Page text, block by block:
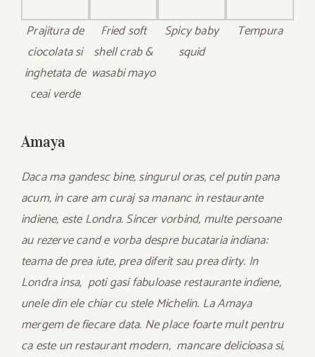
Prajitura de
ciocolata si
inghetata de
ceai verde
Fried soft
shell crab &
wasabi mayo
Spicy baby
squid
Tempura
Amaya
Daca ma gandesc bine, singurul oras, cel putin pana
acum, in care am curaj sa mananc in restaurante
indiene, este Londra. Sincer vorbind, multe persoane
au rezerve cand e vorba despre bucataria indiana:
teama de prea iute, prea diferit sau prea dirty. In
Londra insa, poti gasi fabuloase restaurante indiene,
unele din ele chiar cu stele Michelin. La Amaya
mergem de fiecare data. Ne place foarte mult pentru
ca este un restaurant modern, mancare delicioasa si,